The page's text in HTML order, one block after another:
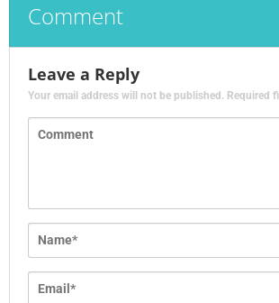
Comment
Leave a Reply
Your email address will not be published. Required